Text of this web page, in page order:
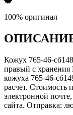
100% оригинал
Кожух 765-46-
правый с хранения
кожуха 765-46-
расчет. Стоимость
электронной
сайта. Отправка: